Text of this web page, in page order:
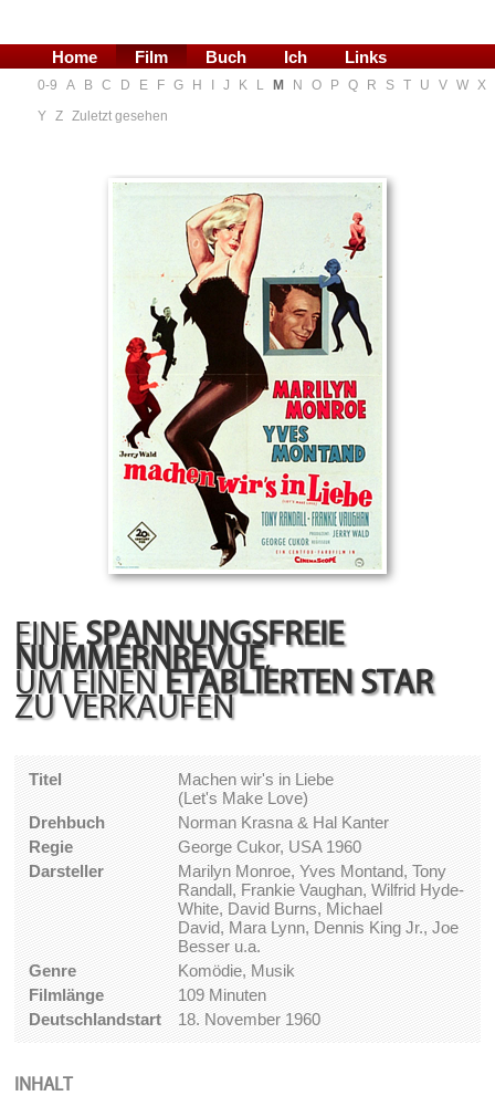
Home Film Buch Ich Links
0-9 A B C D E F G H J K L M N O P Q R S T U V W X
Y Z Zuletzt gesehen
EINESPANNUNGSFREIE
NUMMERNREVUE,
UM EINEN ETABLIERTEN STAR
ZU VERKAUFEN
Titel
Machen wir's in Liebe
(Let's Make Love)
Drehbuch
Norman Krasna & Hal Kanter
Regie
George Cukor, USA 1960
Darsteller
Marilyn Monroe, Yves Montand, Tony
Randall, Frankie Vaughan, Wilfrid Hyde-
White, David Burns, Michael
David, Mara Lynn, Dennis King Jr., Joe
Besser u.a.
Genre
Komödie, Musik
Filmlänge
109 Minuten
Deutschlandstart
18. November 1960
INHALT